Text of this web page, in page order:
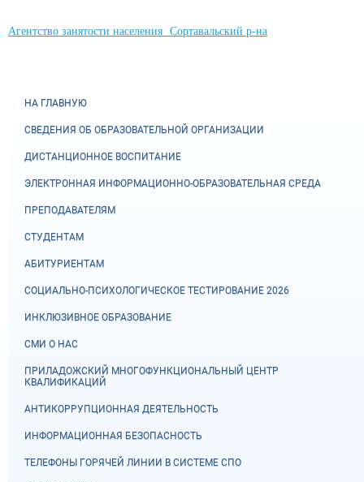
Агентство занятости населения Сортавальский р-на
НА ГЛАВНУЮ
СВЕДЕНИЯ ОБ ОБРАЗОВАТЕЛЬНОЙ ОРГАНИЗАЦИИ
ДИСТАНЦИОННОЕ ВОСПИТАНИЕ
ЭЛЕКТРОННАЯ ИНФОРМАЦИОННО-ОБРАЗОВАТЕЛЬНАЯ СРЕДА
ПРЕПОДАВАТЕЛЯМ
СТУДЕНТАМ
АБИТУРИЕНТАМ
СОЦИАЛЬНО-ПСИХОЛОГИЧЕСКОЕ ТЕСТИРОВАНИЕ 2026
ИНКЛЮЗИВНОЕ ОБРАЗОВАНИЕ
СМИ О НАС
ПРИЛАДОЖСКИЙ МНОГОФУНКЦИОНАЛЬНЫЙ ЦЕНТР
КВАЛИФИКАЦИЙ
АНТИКОРРУПЦИОННАЯ ДЕЯТЕЛЬНОСТЬ
ИНФОРМАЦИОННАЯ БЕЗОПАСНОСТЬ
ТЕЛЕФОНЫ ГОРЯЧЕЙ ЛИНИИ В СИСТЕМЕ СПО